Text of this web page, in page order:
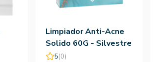
Limpiador Anti-Acne
Solido 60G - Silvestre
Facial
5(0)